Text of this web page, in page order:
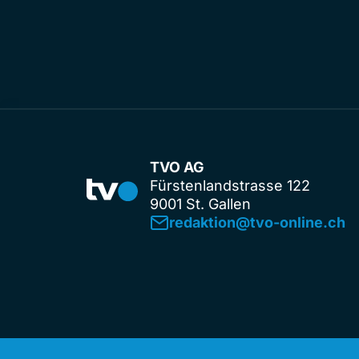
TVO AG
Fürstenlandstrasse 122
9001 St. Gallen
redaktion@tvo-online.ch